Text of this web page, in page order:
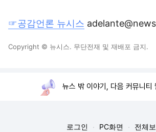
☞공감언론 뉴시스
Copyright © 뉴시스. 무단전재 및 재배포 금지.
뉴스 밖 이야기, 다음 커뮤니티
로그인 PC화면 전체